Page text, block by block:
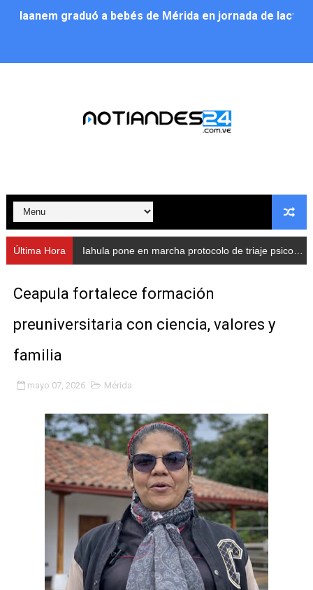
Iaanem graduó a bebés de Mérida en jornada de
Alcalde Nelson Álvarez llevó jornada recreativa a la
Nevado Gas optimiza servicio residencial en la
Balance semestral impulsa inclusión y atención a
Plan Vacacional Comunitario “Ríe 2026” recorre las
Alcaldía del Municipio Libertador realizó una jornada
Fundacite Mérida dicta taller gratuito de electrónica
INN-Mérida celebró el Lacto grado para promover el
Impulsan plan estratégico de seguridad ciudadana
Mérida impulsa desarrollo económico con taller de
Fomficc consolida alianzas e impulsa la economía
Niños de Estudiantes de Mérida sembraron 110
Corposalud y Secretaría Social fortalecen la atención
Inicia el plan vacacional Venezuela Renace en el
Entregan planta eléctrica para fortalecer la atención
Última Hora Iahula pone en marcha protocolo de triaje psicosocial para atender a rescatistas
Ceapula fortalece formación
preuniversitaria con ciencia, valores y
familia
mayo 07, 2026 Mérida